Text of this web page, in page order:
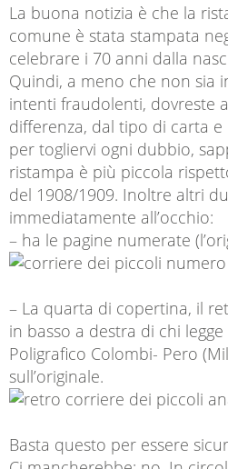
La buona notizia è che la
comune è stata stampata
celebrare i 70 anni dalla
Quindi, a meno che non sia
intenti fraudolenti, dovreste
differenza, dal tipo di carta
per togliervi ogni dubbio,
ristampa è più piccola
del 1908/1909. Inoltre altri
immediatamente all’occhio:
– ha le pagine numerate
– La quarta di copertina, il
in basso a destra di chi
Poligrafico Colombi- Pero
sull’originale.
Basta questo per essere